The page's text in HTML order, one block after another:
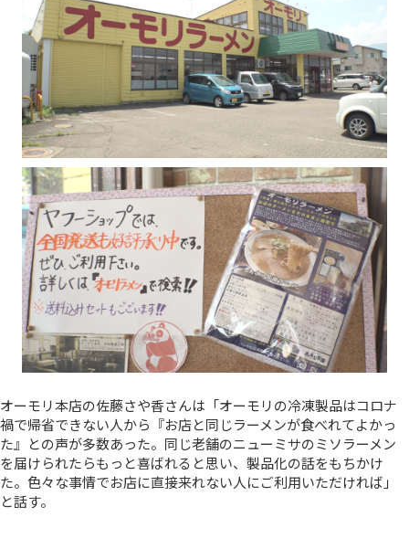
オーモリ本店の佐藤さや香さんは「オーモリの冷凍製品はコロナ
禍で帰省できない人から『お店と同じラーメンが食べれてよかっ
た』との声が多数あった。同じ老舗のニューミサのミソラーメン
を届けられたらもっと喜ばれると思い、製品化の話をもちかけ
た。色々な事情でお店に直接来れない人にご利用いただければ」
と話す。